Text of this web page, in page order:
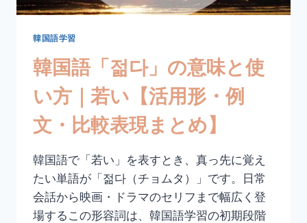
【活
文・
比
較
表
現
ま
め】
韓国語学習
韓国語「젊다」の意味と使
い方｜若い【活用形・例
文・比較表現まとめ】
韓国語で「若い」を表すとき、真っ先に覚え
たい単語が「젊다（チョムタ）」です。日常
会話から映画・ドラマのセリフまで幅広く登
場するこの形容詞は、韓国語学習の初期段階